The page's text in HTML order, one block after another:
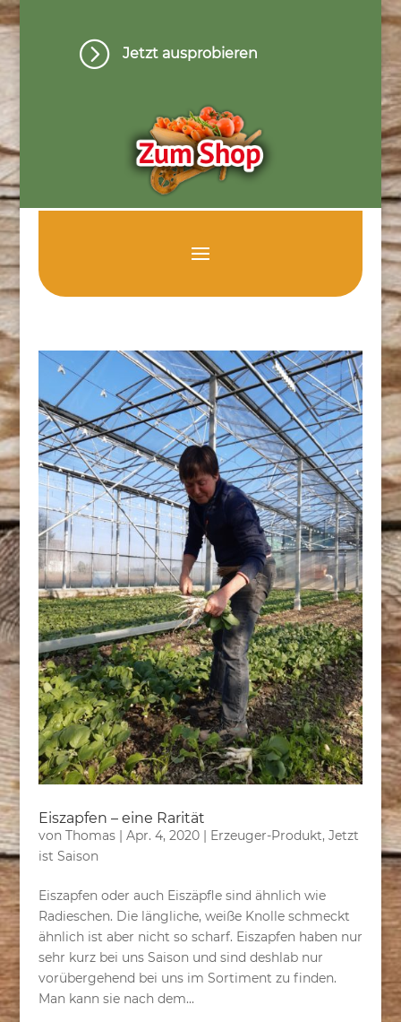
= Jetzt ausprobieren
Eiszapfen – eine Rarität
von Thomas| Apr. 4, 2020| Erzeuger-Produkt, Jetzt
ist Saison
Eiszapfen oder auch Eiszäpfle sind ähnlich wie
Radieschen. Die längliche, weiße Knolle schmeckt
ähnlich ist aber nicht so scharf. Eiszapfen haben nur
sehr kurz bei uns Saison und sind deshlab nur
vorübergehend bei uns im Sortiment zu finden.
Man kann sie nach dem...